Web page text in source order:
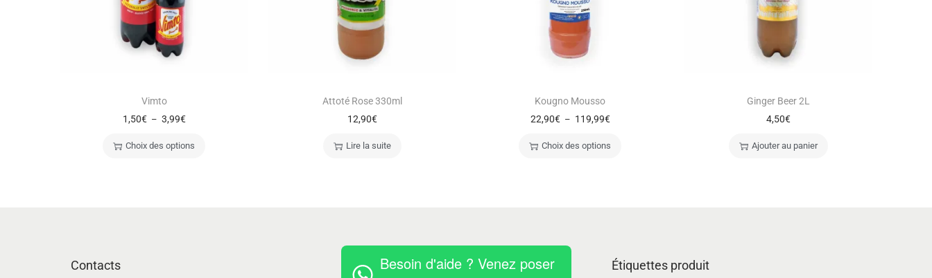
Vimto
1,50€ – 3,99€
Choix des options
Attoté Rose 330ml
12,90€
Lire la suite
Kougno Mousso
22,90€ – 119,99€
Choix des options
Ginger Beer 2L
4,50€
Ajouter au panier
Contacts
Besoin d'aide ? Venez poser
Étiquettes produit